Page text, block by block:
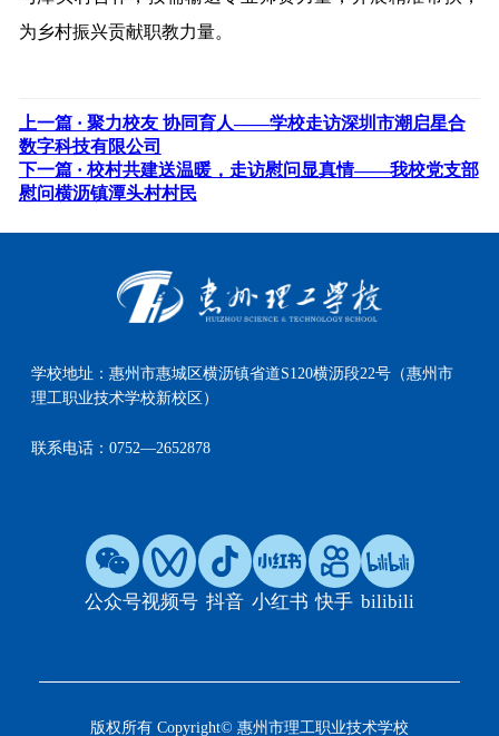
为乡村振兴贡献职教力量。
上一篇 · 聚力校友 协同育人——学校走访深圳市潮启星合
数字科技有限公司
下一篇 · 校村共建送温暖，走访慰问显真情——我校党支部
慰问横沥镇潭头村村民
学校地址：惠州市惠城区横沥镇省道S120横沥段22号（惠州市
理工职业技术学校新校区）
联系电话：0752—2652878
公众号视频号 抖音 小红书 快手 bilibili
版权所有 Copyright© 惠州市理工职业技术学校